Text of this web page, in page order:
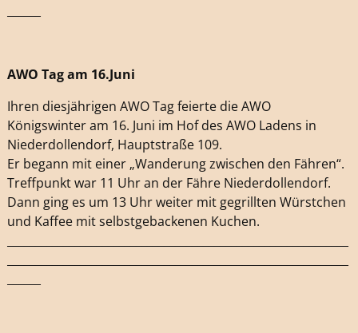
AWO Tag am 16.Juni
Ihren diesjährigen AWO Tag feierte die AWO
Königswinter am 16. Juni im Hof des AWO Ladens in
Niederdollendorf, Hauptstraße 109.
Er begann mit einer „Wanderung zwischen den Fähren“.
Treffpunkt war 11 Uhr an der Fähre Niederdollendorf.
Dann ging es um 13 Uhr weiter mit gegrillten Würstchen
und Kaffee mit selbstgebackenen Kuchen.